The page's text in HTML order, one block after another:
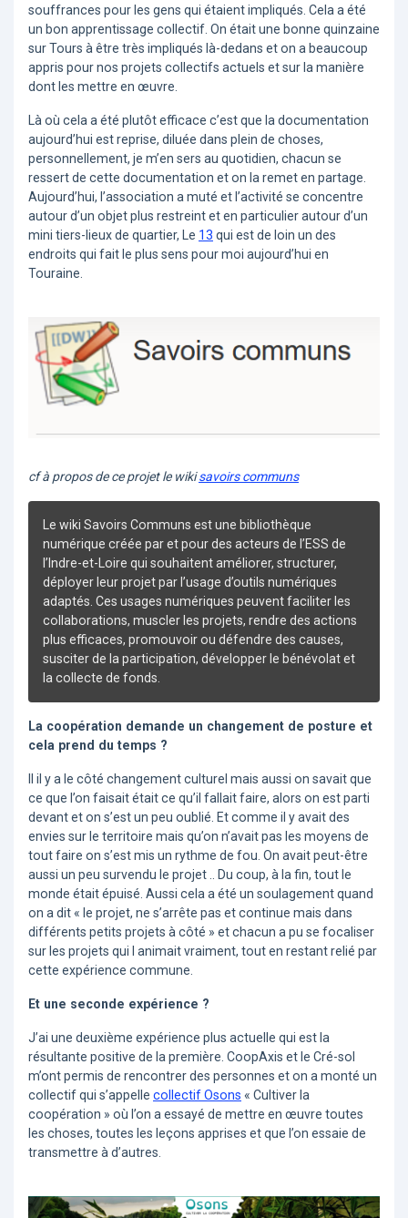
souffrances pour les gens qui étaient impliqués. Cela a été
un bon apprentissage collectif. On était une bonne quinzaine
sur Tours à être très impliqués là-dedans et on a beaucoup
appris pour nos projets collectifs actuels et sur la manière
dont les mettre en œuvre.
Là où cela a été plutôt efficace c’est que la documentation
aujourd’hui est reprise, diluée dans plein de choses,
personnellement, je m’en sers au quotidien, chacun se
ressert de cette documentation et on la remet en partage.
Aujourd’hui, l’association a muté et l’activité se concentre
autour d’un objet plus restreint et en particulier autour d’un
mini tiers-lieux de quartier, Le 13 qui est de loin un des
endroits qui fait le plus sens pour moi aujourd’hui en
Touraine.
cf à propos de ce projet le wikisavoirs communs
Le wiki Savoirs Communs est une bibliothèque
numérique créée par et pour des acteurs de l’ESS de
l’Indre-et-Loire qui souhaitent améliorer, structurer,
déployer leur projet par l’usage d’outils numériques
adaptés. Ces usages numériques peuvent faciliter les
collaborations, muscler les projets, rendre des actions
plus efficaces, promouvoir ou défendre des causes,
susciter de la participation, développer le bénévolat et
la collecte de fonds.
La coopération demande un changement de posture et
cela prend du temps ?
Il il y a le côté changement culturel mais aussi on savait que
ce que l’on faisait était ce qu’il fallait faire, alors on est parti
devant et on s’est un peu oublié. Et comme il y avait des
envies sur le territoire mais qu’on n’avait pas les moyens de
tout faire on s’est mis un rythme de fou. On avait peut-être
aussi un peu survendu le projet .. Du coup, à la fin, tout le
monde était épuisé. Aussi cela a été un soulagement quand
on a dit « le projet, ne s’arrête pas et continue mais dans
différents petits projets à côté » et chacun a pu se focaliser
sur les projets qui l animait vraiment, tout en restant relié par
cette expérience commune.
Et une seconde expérience ?
J’ai une deuxième expérience plus actuelle qui est la
résultante positive de la première. CoopAxis et le Cré-sol
m’ont permis de rencontrer des personnes et on a monté un
collectif qui s’appelle collectif Osons « Cultiver la
coopération » où l’on a essayé de mettre en œuvre toutes
les choses, toutes les leçons apprises et que l’on essaie de
transmettre à d’autres.